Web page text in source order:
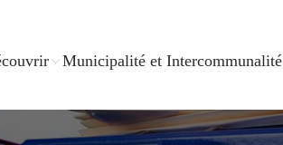
Municipalité et Intercommunalité